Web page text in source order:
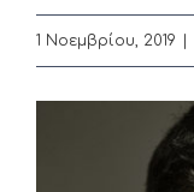
1 Νοεμβρίου, 2019